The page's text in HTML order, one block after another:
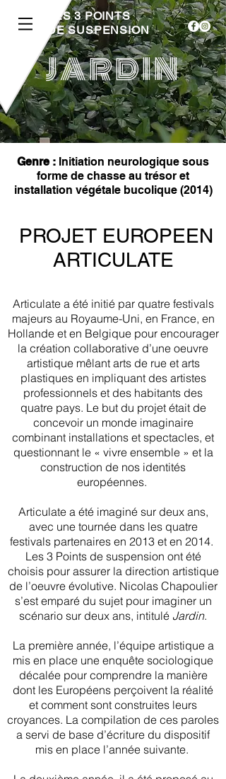
LES 3 POINTS
DE SUSPENSION
JARDIN
Genre : Initiation neurologique sous
forme de chasse au trésor et
installation végétale bucolique (2014)
PROJET EUROPEEN
ARTICULATE
Articulate a été initié par quatre festivals
majeurs au Royaume-Uni, en France, en
Hollande et en Belgique pour encourager
la création collaborative d’une oeuvre
artistique mêlant arts de rue et arts
plastiques en impliquant des artistes
professionnels et des habitants des
quatre pays. Le but du projet était de
concevoir un monde imaginaire
combinant installations et spectacles, et
questionnant le « vivre ensemble » et la
construction de nos identités
européennes.
Articulate a été imaginé sur deux ans,
avec une tournée dans les quatre
festivals partenaires en 2013 et en 2014.
Les 3 Points de suspension ont été
choisis pour assurer la direction artistique
de l’oeuvre évolutive. Nicolas Chapoulier
s’est emparé du sujet pour imaginer un
scénario sur deux ans, intitulé Jardin.
La première année, l’équipe artistique a
mis en place une enquête sociologique
décalée pour comprendre la manière
dont les Européens perçoivent la réalité
et comment sont construites leurs
croyances. La compilation de ces paroles
a servi de base d’écriture du dispositif
mis en place l’année suivante.